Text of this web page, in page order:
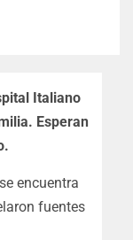
Italiano
Esperan
encuentra
fuentes